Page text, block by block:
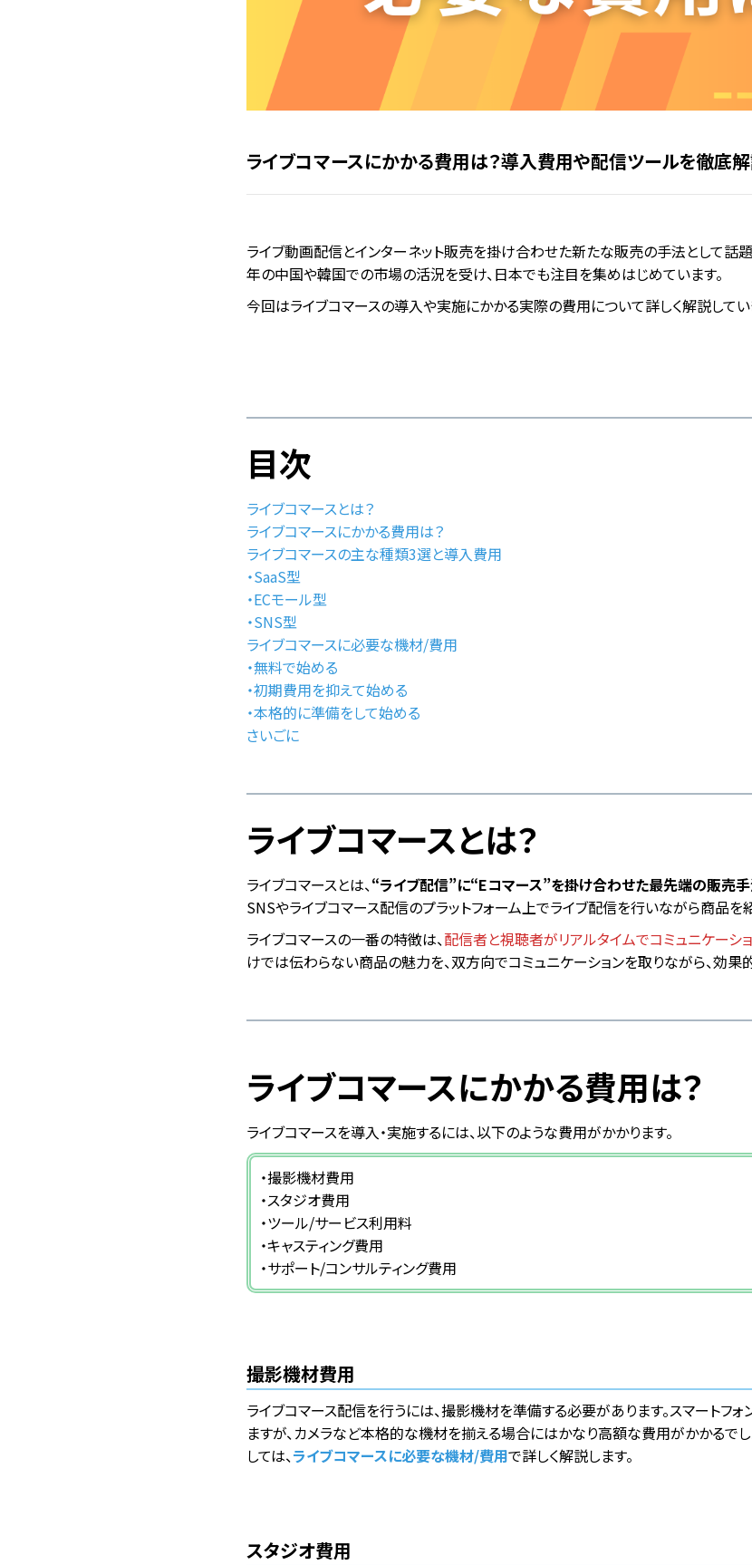
ライブコマースにかかる費用は？導入費用や配信ツールを徹底
ライブ動画配信とインターネット販売を掛け合わせた新たな販売の手法として話題
年の中国や韓国での市場の活況を受け、日本でも注目を集めはじめています。
今回はライブコマースの導入や実施にかかる実際の費用について詳しく解説してい
目次
ライブコマースとは？
ライブコマースにかかる費用は？
ライブコマースの主な種類3選と導入費用
・SaaS型
・ECモール型
・SNS型
ライブコマースに必要な機材/費用
・無料で始める
・初期費用を抑えて始める
・本格的に準備をして始める
さいごに
ライブコマースとは？
ライブコマースとは、“ライブ配信”に“Eコマース”を掛け合わせた最先端の販売
SNSやライブコマース配信のプラットフォーム上でライブ配信を行いながら商品を
ライブコマースの一番の特徴は、配信者と視聴者がリアルタイムでコミュニケーシ
けでは伝わらない商品の魅力を、双方向でコミュニケーションを取りながら、効果
ライブコマースにかかる費用は？
ライブコマースを導入・実施するには、以下のような費用がかかります。
・撮影機材費用
・スタジオ費用
・ツール/サービス利用料
・キャスティング費用
・サポート/コンサルティング費用
撮影機材費用
ライブコマース配信を行うには、撮影機材を準備する必要があります。スマートフ
ますが、カメラなど本格的な機材を揃える場合にはかなり高額な費用がかかるで
しては、ライブコマースに必要な機材/費用で詳しく解説します。
スタジオ費用